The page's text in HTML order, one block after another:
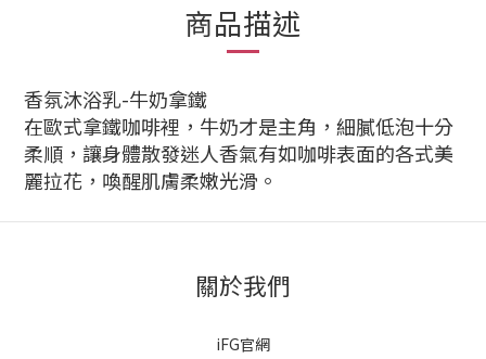
商品描述
香氛沐浴乳-牛奶拿鐵
在歐式拿鐵咖啡裡，牛奶才是主角，細膩低泡十分
柔順，讓身體散發迷人香氣有如咖啡表面的各式美
麗拉花，喚醒肌膚柔嫩光滑。
關於我們
iFG官網